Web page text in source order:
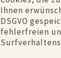
Ihnen
DSGVO
fehlerfreien